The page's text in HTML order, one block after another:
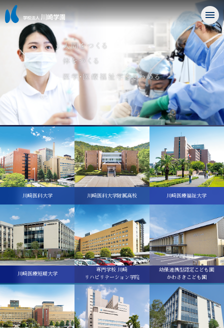
川崎医科大学 川崎医科大学附属高校 川崎医療福祉大学
川崎医療短期大学
専門学校 川崎
リハビリテーション学院
幼保連携型認定こども園
かわさきこども園